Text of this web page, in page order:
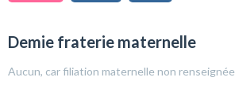
Demie fraterie maternelle
Aucun, car filiation maternelle non renseignée